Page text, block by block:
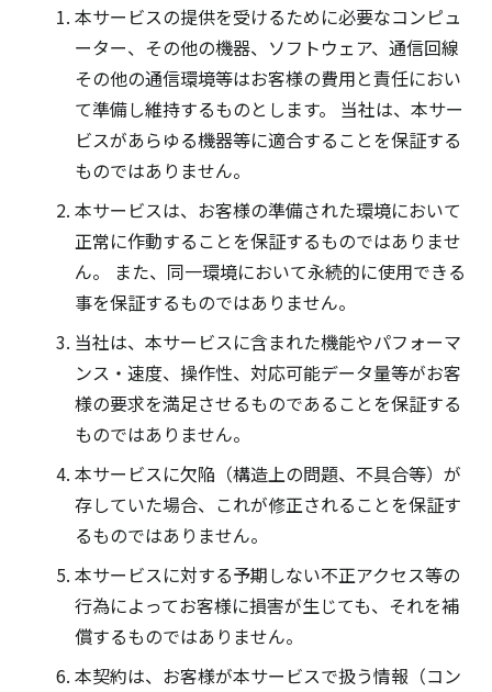
本サービスの提供を受けるために必要なコンピュ
ーター、その他の機器、ソフトウェア、通信回線
その他の通信環境等はお客様の費用と責任におい
て準備し維持するものとします。 当社は、本サー
ビスがあらゆる機器等に適合することを保証する
ものではありません。
本サービスは、お客様の準備された環境において
正常に作動することを保証するものではありませ
ん。 また、同一環境において永続的に使用できる
事を保証するものではありません。
当社は、本サービスに含まれた機能やパフォーマ
ンス・速度、操作性、対応可能データ量等がお客
様の要求を満足させるものであることを保証する
ものではありません。
本サービスに欠陥（構造上の問題、不具合等）が
存していた場合、これが修正されることを保証す
るものではありません。
本サービスに対する予期しない不正アクセス等の
行為によってお客様に損害が生じても、それを補
償するものではありません。
本契約は、お客様が本サービスで扱う情報（コン